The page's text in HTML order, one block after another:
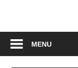
MENU